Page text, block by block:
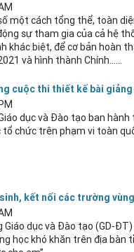
một cách tổng thể, toàn
sự tham gia của cả hệ
khác biệt, để cơ bản hoàn
và hình thành Chính......
cuộc thi thiết kế bài
dục và Đào tạo ban
chức trên phạm vi toàn
kết nối các trường
Giáo dục và Đào tạo (GD-
học khó khăn trên địa bàn